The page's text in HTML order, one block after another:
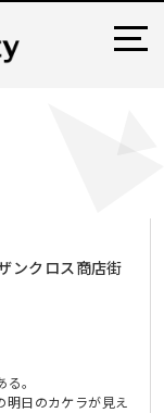
ンクロス商店街
。
明日のカケラが見え